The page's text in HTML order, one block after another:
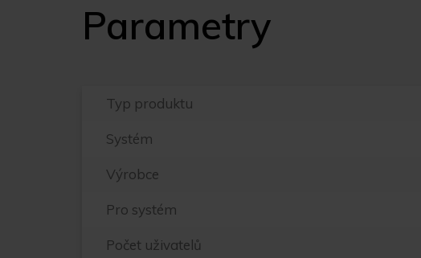
Parametry
Typ produktu
Systém
Výrobce
Pro systém
Počet uživatelů